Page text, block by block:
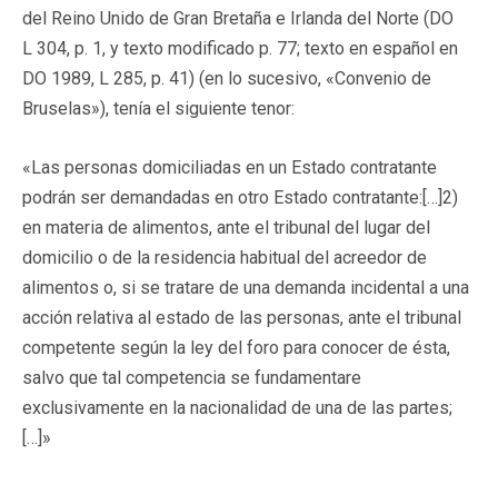
del Reino Unido de Gran Bretaña e Irlanda del Norte (DO
L 304, p. 1, y texto modificado p. 77; texto en español en
DO 1989, L 285, p. 41) (en lo sucesivo, «Convenio de
Bruselas»), tenía el siguiente tenor:
«Las personas domiciliadas en un Estado contratante
podrán ser demandadas en otro Estado contratante:[…]2)
en materia de alimentos, ante el tribunal del lugar del
domicilio o de la residencia habitual del acreedor de
alimentos o, si se tratare de una demanda incidental a una
acción relativa al estado de las personas, ante el tribunal
competente según la ley del foro para conocer de ésta,
salvo que tal competencia se fundamentare
exclusivamente en la nacionalidad de una de las partes;
[…]»